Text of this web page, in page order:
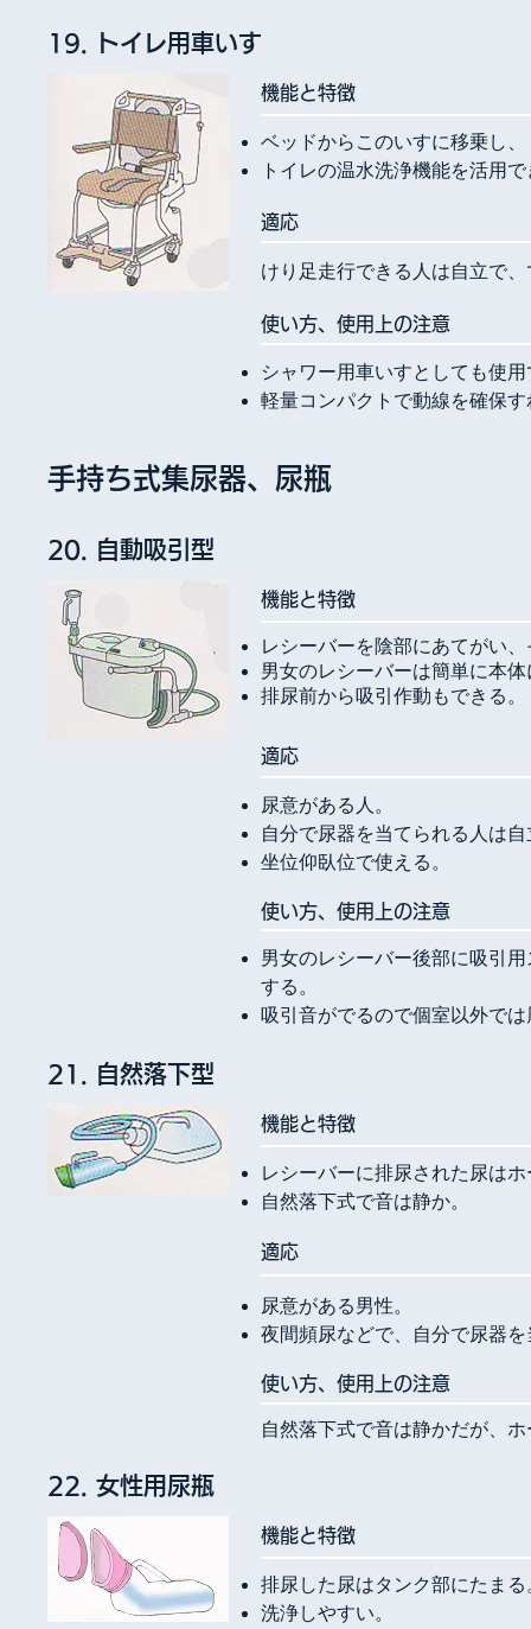
19. トイレ用車いす
​機能と特徴
ベッドからこのいすに移乗し
トイレの温水洗浄機能を活用
​適応
けり足走行できる人は自立で
使い方、使用上の注意
シャワー用車いすとしても使
軽量コンパクトで動線を確保
手持ち式集尿器、尿瓶
20. 自動吸引型
​機能と特徴
レシーバーを陰部にあてがい
男女のレシーバーは簡単に本
排尿前から吸引作動もできる。
​適応
尿意がある人。
自分で尿器を当てられる人は
坐位仰臥位で使える。
使い方、使用上の注意
男女のレシーバー後部に吸引
する。
吸引音がでるので個室以外で
21. 自然落下型
​機能と特徴
レシーバーに排尿された尿は
自然落下式で音は静か。
​適応
尿意がある男性。
夜間頻尿などで、自分で尿器
使い方、使用上の注意
自然落下式で音は静かだが、
22. 女性用尿瓶
​機能と特徴
排尿した尿はタンク部にたま
洗浄しやすい。